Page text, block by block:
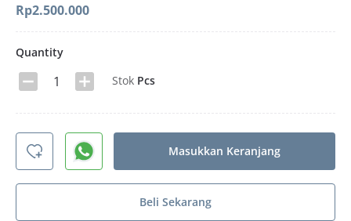
Rp2.500.000
Quantity
Stok Pcs
Masukkan Keranjang
Beli Sekarang